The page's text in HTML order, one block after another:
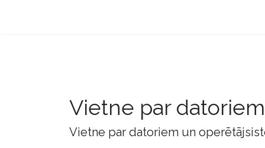
Vietne par
Vietne par datoriem un